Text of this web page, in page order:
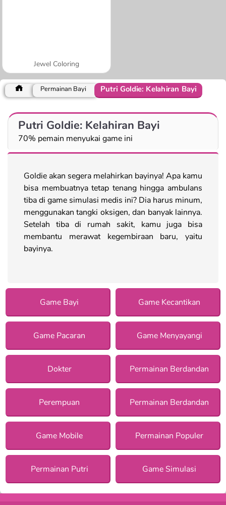
Jewel Coloring
Permainan Bayi Putri Goldie: Kelahiran Bayi
Putri Goldie: Kelahiran Bayi
70% pemain menyukai game ini
Goldie akan segera melahirkan bayinya! Apa kamu
bisa membuatnya tetap tenang hingga ambulans
tiba di game simulasi medis ini? Dia harus minum,
menggunakan tangki oksigen, dan banyak lainnya.
Setelah tiba di rumah sakit, kamu juga bisa
membantu merawat kegembiraan baru, yaitu
bayinya.
Game Bayi Game Kecantikan
Game Pacaran Game Menyayangi
Dokter Permainan Berdandan
Perempuan Permainan Berdandan
Game Mobile Permainan Populer
Permainan Putri Game Simulasi